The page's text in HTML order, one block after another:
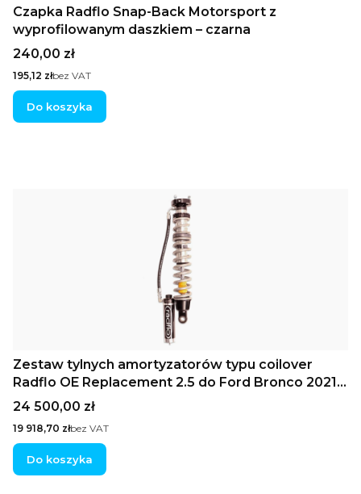
Czapka Radflo Snap-Back Motorsport z
wyprofilowanym daszkiem – czarna
Cena
240,00 zł
Cena
195,12 złbez VAT
Do koszyka
Zestaw tylnych amortyzatorów typu coilover
Radflo OE Replacement 2.5 do Ford Bronco 2021+
ze zdalnymi zbiornikami i regulacją tłumienia Hi/Lo
Compression
Cena
24 500,00 zł
Cena
19 918,70 złbez VAT
Do koszyka